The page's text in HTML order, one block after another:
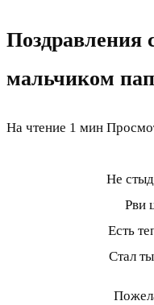
Поздравления
мальчиком
На чтение 1 мин
Не
Рви
Есть
Стал